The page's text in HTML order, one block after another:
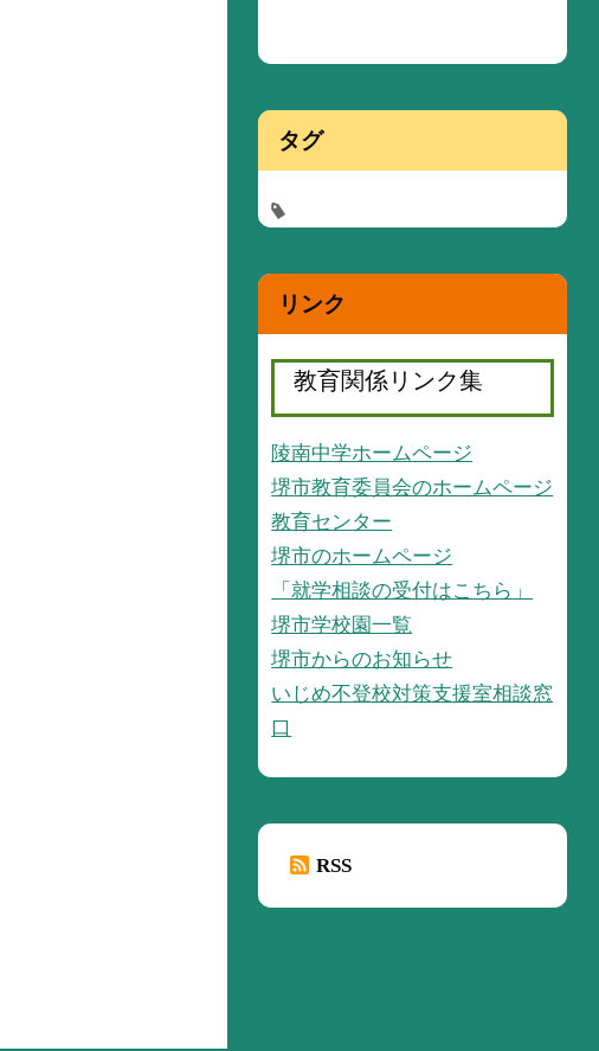
タグ
リンク
教育関係リンク集
陵南中学ホームページ
堺市教育委員会のホームページ
教育センター
堺市のホームページ
「就学相談の受付はこちら」
堺市学校園一覧
堺市からのお知らせ
いじめ不登校対策支援室相談窓
口
RSS